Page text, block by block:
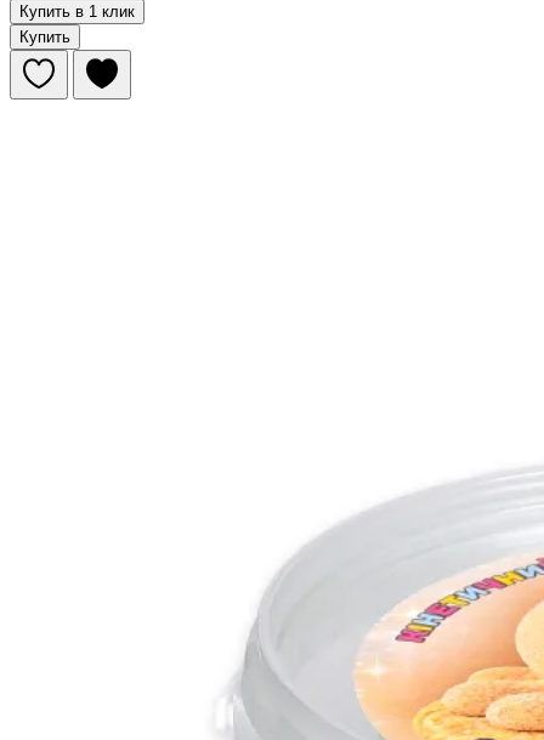
Купить в 1 клик
Купить